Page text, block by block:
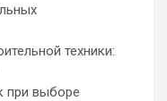
техники:
при выборе